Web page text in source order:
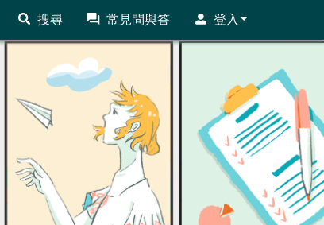
搜尋 常見問與答 登入